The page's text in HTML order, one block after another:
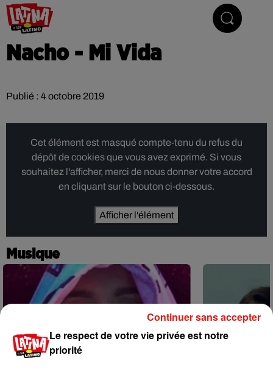
Nacho - Mi Vida
Publié : 4 octobre 2019
Cet élément est masqué compte-tenu du refus du
dépôt de cookies que vous avez exprimé. Si vous
souhaitez l'afficher, merci de nous donner votre accord
en cliquant sur le bouton ci-dessous.
Afficher l'élément
Musique
Le respect de votre vie privée est notre
priorité
Continuer sans accepter